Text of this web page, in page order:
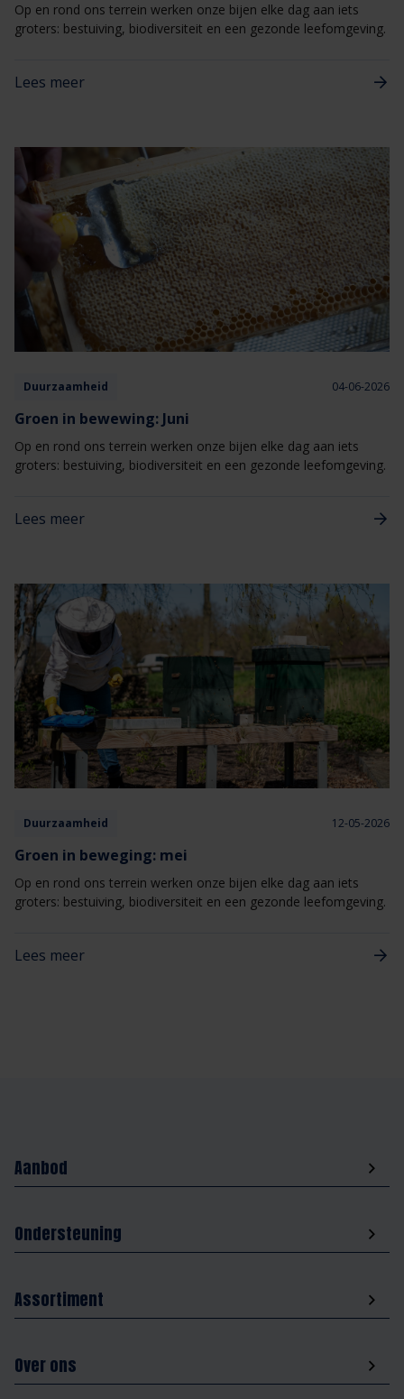
Op en rond ons terrein werken onze bijen elke dag aan iets
groters: bestuiving, biodiversiteit en een gezonde leefomgeving.
Lees meer
Duurzaamheid 04-06-2026
Groen in bewewing: Juni
Op en rond ons terrein werken onze bijen elke dag aan iets
groters: bestuiving, biodiversiteit en een gezonde leefomgeving.
Lees meer
Duurzaamheid 12-05-2026
Groen in beweging: mei
Op en rond ons terrein werken onze bijen elke dag aan iets
groters: bestuiving, biodiversiteit en een gezonde leefomgeving.
Lees meer
Aanbod
Ondersteuning
Assortiment
Over ons